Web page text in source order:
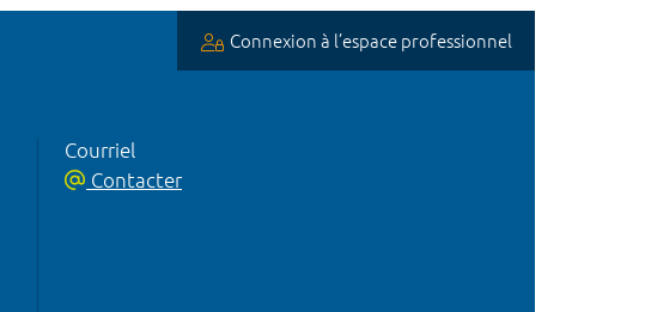
Connexion à l’espace professionnel
Courriel
Contacter